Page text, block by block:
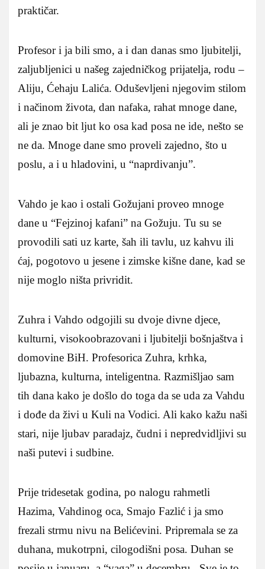
praktičar.
Profesor i ja bili smo, a i dan danas smo ljubitelji,
zaljubljenici u našeg zajedničkog prijatelja, rodu –
Aliju, Ćehaju Lalića. Oduševljeni njegovim stilom
i načinom života, dan nafaka, rahat mnoge dane,
ali je znao bit ljut ko osa kad posa ne ide, nešto se
ne da. Mnoge dane smo proveli zajedno, što u
poslu, a i u hladovini, u “naprdivanju”.
Vahdo je kao i ostali Gožujani proveo mnoge
dane u “Fejzinoj kafani” na Gožuju. Tu su se
provodili sati uz karte, šah ili tavlu, uz kahvu ili
ćaj, pogotovo u jesene i zimske kišne dane, kad se
nije moglo ništa privridit.
Zuhra i Vahdo odgojili su dvoje divne djece,
kulturni, visokoobrazovani i ljubitelji bošnjaštva i
domovine BiH. Profesorica Zuhra, krhka,
ljubazna, kulturna, inteligentna. Razmišljao sam
tih dana kako je došlo do toga da se uda za Vahdu
i dođe da živi u Kuli na Vodici. Ali kako kažu naši
stari, nije ljubav paradajz, čudni i nepredvidljivi su
naši putevi i sudbine.
Prije tridesetak godina, po nalogu rahmetli
Hazima, Vahdinog oca, Smajo Fazlić i ja smo
frezali strmu nivu na Belićevini. Pripremala se za
duhana, mukotrpni, cilogodišni posa. Duhan se